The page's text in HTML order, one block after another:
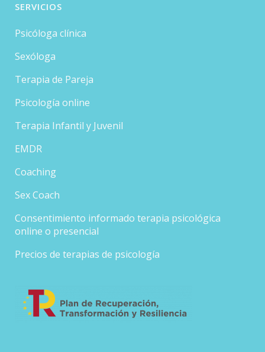
SERVICIOS
Psicóloga clínica
Sexóloga
Terapia de Pareja
Psicología online
Terapia Infantil y Juvenil
EMDR
Coaching
Sex Coach
Consentimiento informado terapia psicológica
online o presencial
Precios de terapias de psicología